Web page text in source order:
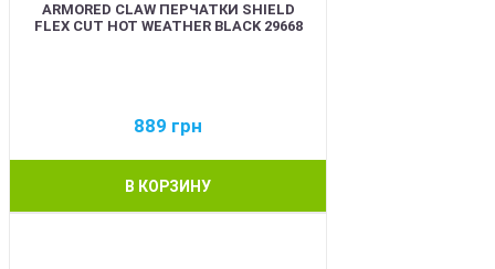
ARMORED CLAW ПЕРЧАТКИ SHIELD
FLEX CUT HOT WEATHER BLACK 29668
889 грн
В КОРЗИНУ